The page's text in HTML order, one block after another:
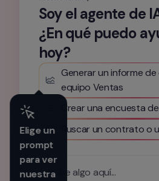
Soy el agente de
¿En qué puedo
hoy?
Elige un
prompt
para ver
nuestra
Generar un informe
equipo Ventas
Crear una encuesta
Buscar un contrato o
Escribe algo aquí...